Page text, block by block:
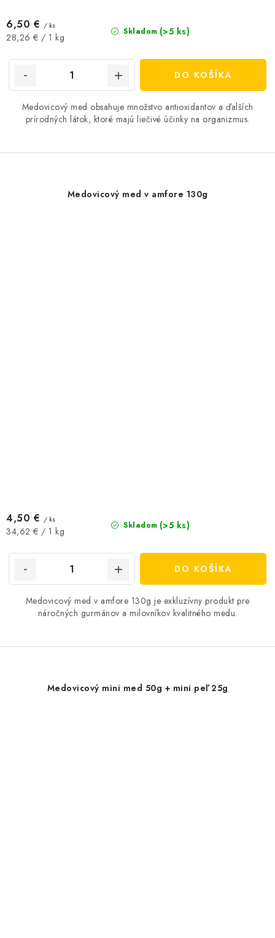
Skladom (>5 ks)
6,50 € / ks
Jednotková
28,26 € / 1 kg
DO KOŠÍKA
Medovicový med obsahuje množstvo antioxidantov a ďalších
prírodných látok, ktoré majú liečivé účinky na organizmus.
Medovicový med v amfore 130g
Skladom (>5 ks)
4,50 € / ks
Jednotková
34,62 € / 1 kg
DO KOŠÍKA
Medovicový med v amfore 130g je exkluzívny produkt pre
náročných gurmánov a milovníkov kvalitného medu.
Medovicový mini med 50g + mini peľ 25g